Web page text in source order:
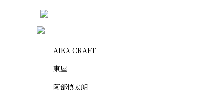
AIKA CRAFT
東屋
阿部慎太朗